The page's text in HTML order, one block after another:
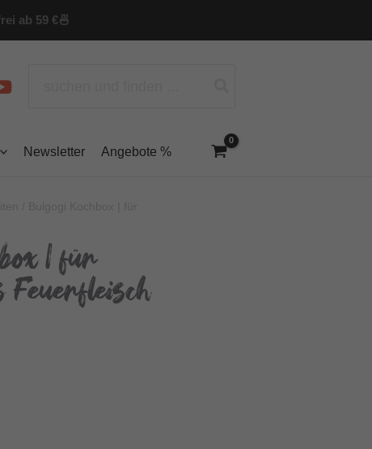
ab 59 €🍜
Newsletter Angebote %
| für
Feuerfleisch